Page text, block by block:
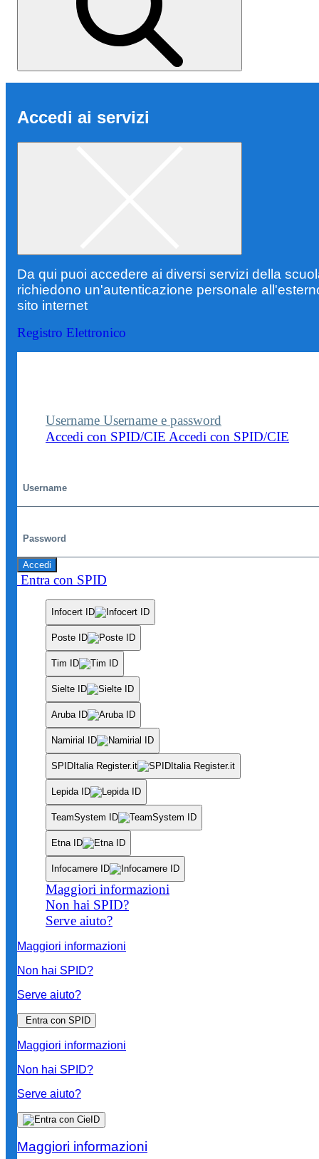
Accedi ai servizi
Da qui puoi accedere ai diversi servizi della
richiedono un'autenticazione personale
sito internet
Registro Elettronico
Username Username e password
Accedi con SPID/CIE Accedi con SPID/CIE
Accedi
Entra con SPID
Infocert ID
Poste ID
Tim ID
Sielte ID
Aruba ID
Namirial ID
SPIDItalia Register.it
Lepida ID
TeamSystem ID
Etna ID
Infocamere ID
Maggiori informazioni
Non hai SPID?
Serve aiuto?
Maggiori informazioni
Non hai SPID?
Serve aiuto?
Entra con SPID
Maggiori informazioni
Non hai SPID?
Serve aiuto?
Maggiori informazioni